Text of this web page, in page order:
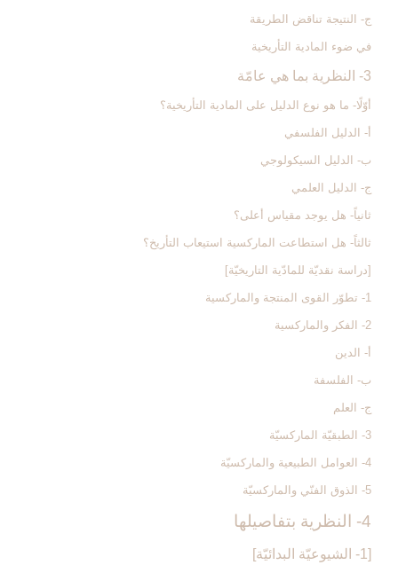
ج- النتيجة تناقض الطريقة
في ضوء المادية التأريخية
3- النظرية بما هي عامّة
أوّلًا- ما هو نوع الدليل على المادية التأريخية؟
أ- الدليل الفلسفي
ب- الدليل السيكولوجي
ج- الدليل العلمي
ثانياً- هل يوجد مقياس أعلى؟
ثالثاً- هل استطاعت الماركسية استيعاب التأريخ؟
[دراسة نقديّة للمادّية التاريخيّة]
1- تطوّر القوى المنتجة والماركسية
2- الفكر والماركسية
أ- الدين
ب- الفلسفة
ج- العلم
3- الطبقيّة الماركسيّة
4- العوامل الطبيعية والماركسيّة
5- الذوق الفنّي والماركسيّة
4- النظرية بتفاصيلها
[1- الشيوعيّة البدائيّة]